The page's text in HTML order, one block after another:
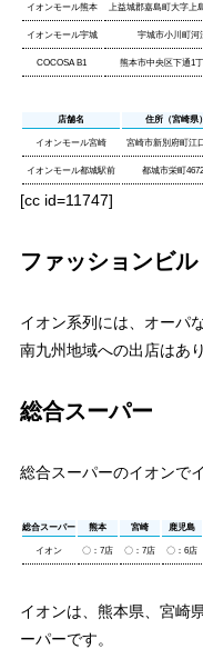
イオンモール熊本 上益城郡嘉島町大字上
イオンモール宇城 宇城市小川町河
COCOSA B1 熊本市中央区下通1
店舗名 住所（宮崎県）
イオンモール宮崎 宮崎市新別府町江
イオンモール都城駅前 都城市栄町
[cc id=11747]
ファッションビル
イオン系列には、オーパ
南九州地域への出店はあ
総合スーパー
総合スーパーのイオンで
総合スーパー 熊本 宮崎 鹿児島
イオン 〇：7店 〇：7店 〇：6店
イオンは、熊本県、宮崎
ーパーです。